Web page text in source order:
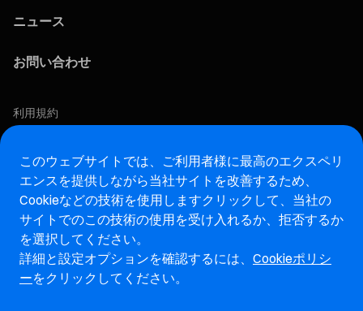
ニュース
お問い合わせ
利用規約
COOKIEポリシー
この求人に応募する
アフターマーケットウェブサイト
マレリ・インテグリティホットライン・ウェブサイト
このウェブサイトでは、ご利用者様に最高のエクスペリ
エンスを提供しながら当社サイトを改善するため、
Cookieなどの技術を使用しますクリックして、当社の
サイトでのこの技術の使用を受け入れるか、拒否するか
を選択してください。
詳細と設定オプションを確認するには、 Cookieポリシ
ーをクリックしてください。